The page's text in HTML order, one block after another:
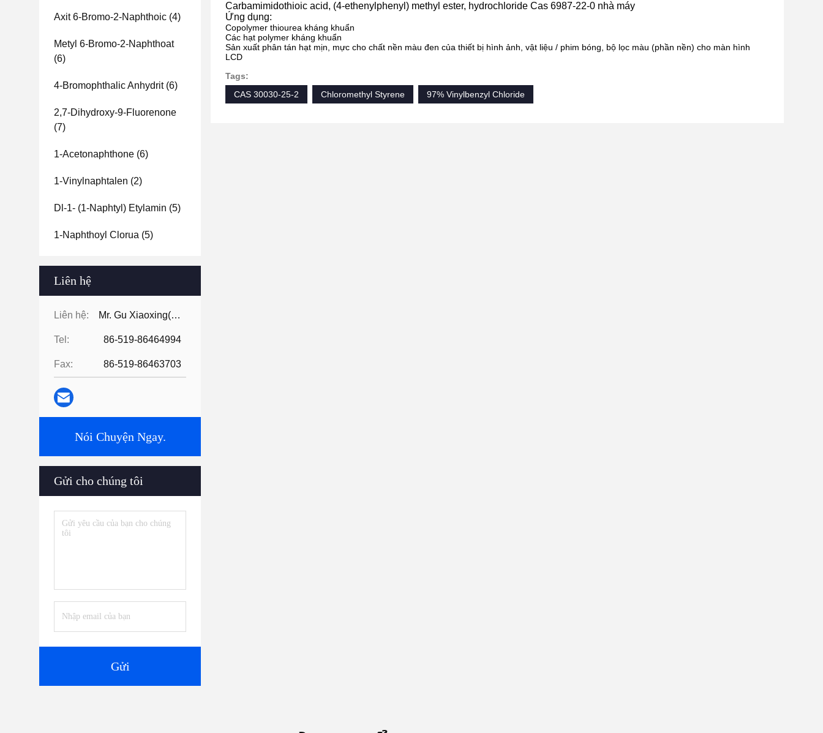
Axit 6-Bromo-2-Naphthoic (4)
Metyl 6-Bromo-2-Naphthoat
(6)
4-Bromophthalic Anhydrit(6)
2,7-Dihydroxy-9-Fluorenone
(7)
1-Acetonaphthone (6)
1-Vinylnaphtalen (2)
Dl-1- (1-Naphtyl) Etylamin (5)
1-Naphthoyl Clorua (5)
Liên hệ
Liên hệ: Mr. Gu Xiaoxing( For Chinese Business)
Tel: 86-519-86464994
Fax: 86-519-86463703
Nói Chuyện Ngay.
Gửi cho chúng tôi
Gửi
Carbamimidothioic acid, (4-ethenylphenyl) methyl ester, hydrochloride Cas 6987-22-0 nhà máy
Ứng dụng:
Copolymer thiourea kháng khuẩn
Các hạt polymer kháng khuẩn
Sản xuất phân tán hạt mịn, mực cho chất nền màu đen của thiết bị hình ảnh, vật liệu / phim bóng, bộ lọc màu (phần nền) cho màn hình
LCD
Tags:
CAS 30030-25-2
Chloromethyl Styrene 97% Vinylbenzyl Chloride